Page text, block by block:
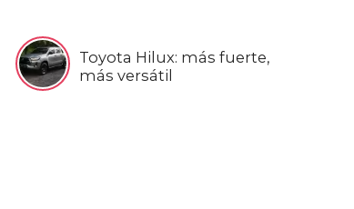
Toyota Hilux: más fuerte,
más versátil